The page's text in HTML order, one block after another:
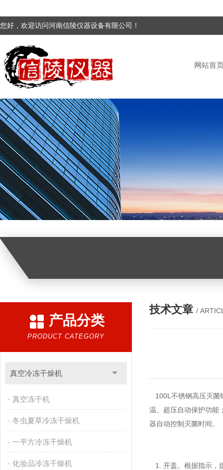
您好，欢迎访问河南信陵仪器设备有限公司！
网站首
产品分类
PRODUCT CATEGORY
真空冷冻干燥机
真空冻干机
冬虫夏草冷冻干燥机
一平方冷冻干燥机
化妆品冷冻干燥机
技术文章 /
100L不锈钢高压灭菌
温、超压自动保护功能
器自动控制灭菌时间。
1. 开盖。根据指示，